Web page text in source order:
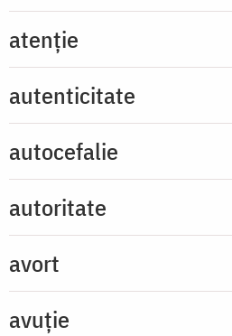
atenție
autenticitate
autocefalie
autoritate
avort
avuție